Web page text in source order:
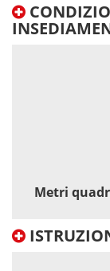
Metri